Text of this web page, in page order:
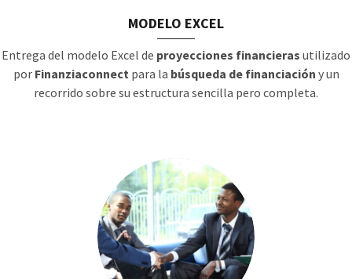
MODELO EXCEL
Entrega del modelo Excel de proyecciones financieras utilizado
por Finanziaconnect para la búsqueda de financiación y un
recorrido sobre su estructura sencilla pero completa.